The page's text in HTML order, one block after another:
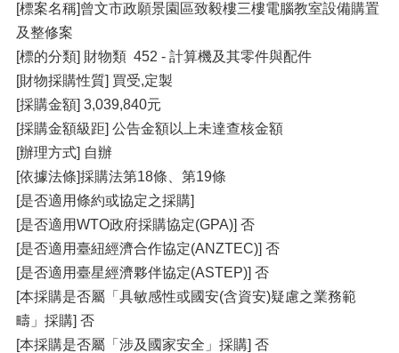
[標案名稱]曾文市政願景園區致毅樓三樓電腦教室設備購置
及整修案
[標的分類] 財物類 452 - 計算機及其零件與配件
[財物採購性質] 買受,定製
[採購金額] 3,039,840元
[採購金額級距] 公告金額以上未達查核金額
[辦理方式] 自辦
[依據法條]採購法第18條、第19條
[是否適用條約或協定之採購]
[是否適用WTO政府採購協定(GPA)] 否
[是否適用臺紐經濟合作協定(ANZTEC)] 否
[是否適用臺星經濟夥伴協定(ASTEP)] 否
[本採購是否屬「具敏感性或國安(含資安)疑慮之業務範
疇」採購] 否
[本採購是否屬「涉及國家安全」採購] 否